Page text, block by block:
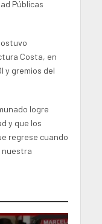
Públicas
Costa, en
y gremios del
logre
y que los
regrese cuando
nuestra